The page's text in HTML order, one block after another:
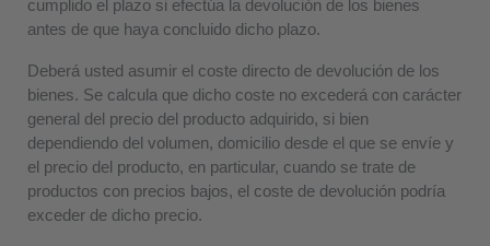
cumplido el plazo si efectúa la devolución de los bienes
antes de que haya concluido dicho plazo.
Deberá usted asumir el coste directo de devolución de los
bienes. Se calcula que dicho coste no excederá con carácter
general del precio del producto adquirido, si bien
dependiendo del volumen, domicilio desde el que se envíe y
el precio del producto, en particular, cuando se trate de
productos con precios bajos, el coste de devolución podría
exceder de dicho precio.